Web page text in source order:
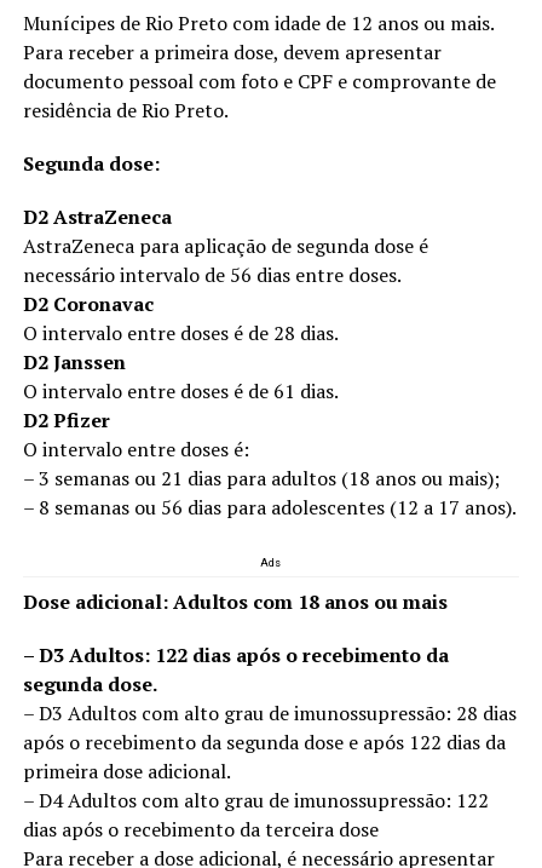
Munícipes de Rio Preto com idade de 12 anos ou mais.
Para receber a primeira dose, devem apresentar
documento pessoal com foto e CPF e comprovante de
residência de Rio Preto.
Segunda dose:
D2 AstraZeneca
AstraZeneca para aplicação de segunda dose é
necessário intervalo de 56 dias entre doses.
D2 Coronavac
O intervalo entre doses é de 28 dias.
D2 Janssen
O intervalo entre doses é de 61 dias.
D2 Pfizer
O intervalo entre doses é:
– 3 semanas ou 21 dias para adultos (18 anos ou mais);
– 8 semanas ou 56 dias para adolescentes (12 a 17 anos).
Ads
Dose adicional: Adultos com 18 anos ou mais
– D3 Adultos: 122 dias após o recebimento da
segunda dose.
– D3 Adultos com alto grau de imunossupressão: 28 dias
após o recebimento da segunda dose e após 122 dias da
primeira dose adicional.
– D4 Adultos com alto grau de imunossupressão: 122
dias após o recebimento da terceira dose
Para receber a dose adicional, é necessário apresentar